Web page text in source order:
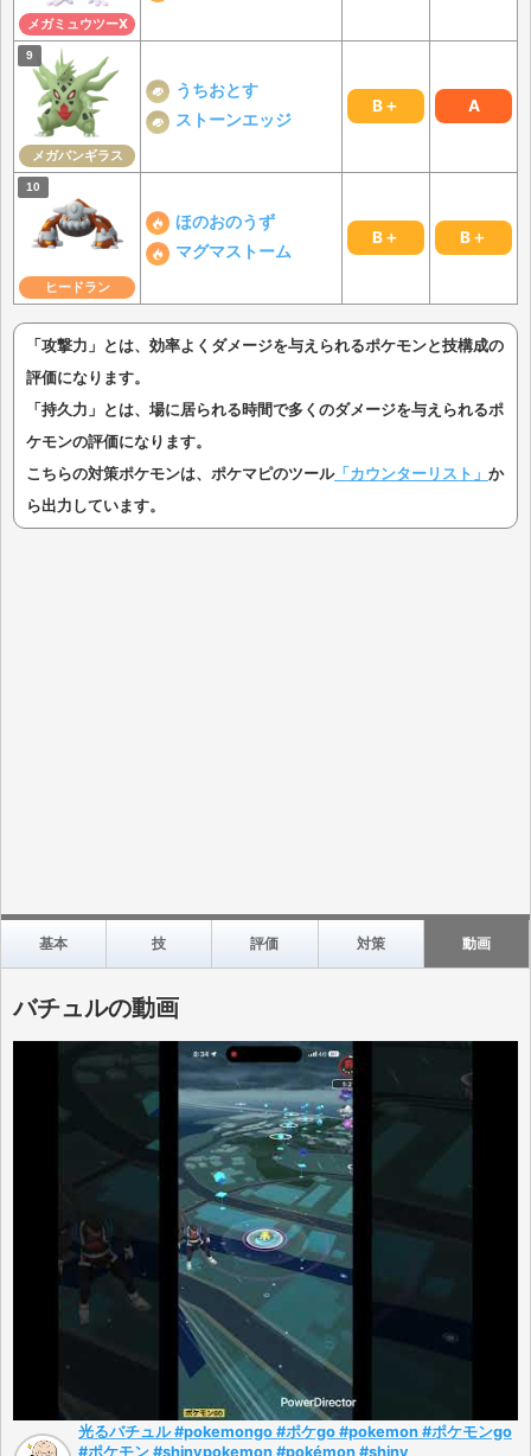
メガミュウツーX
メガバンギラス
うちおとす
ストーンエッジ
B＋ A
ヒードラン
ほのおのうず
マグマストーム
B＋ B＋
「攻撃力」とは、効率よくダメージを与えられるポケモンと技構成の
評価になります。
「持久力」とは、場に居られる時間で多くのダメージを与えられるポ
ケモンの評価になります。
こちらの対策ポケモンは、ポケマピのツール「カウンターリスト」 か
ら出力しています。
基本 技 評価 対策 動画
バチュルの動画
光るバチュル #pokemongo #ポケgo #pokemon #ポケモンgo
#ポケモン #shinypokemon #pokémon #shiny